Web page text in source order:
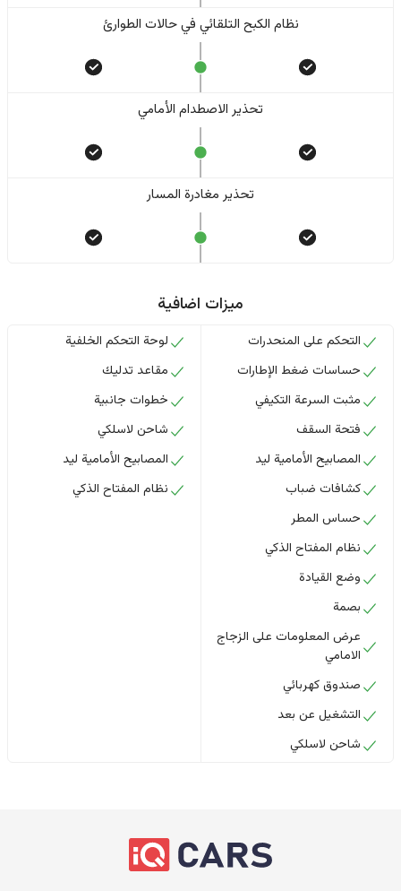
نظام الكبح التلقائي في حالات الطوارئ
تحذير الاصطدام الأمامي
تحذير مغادرة المسار
ميزات اضافية
التحكم على المنحدرات
حساسات ضغط الإطارات
مثبت السرعة التكيفي
فتحة السقف
المصابيح الأمامية ليد
كشافات ضباب
حساس المطر
نظام المفتاح الذكي
وضع القيادة
بصمة
عرض المعلومات على الزجاج
الامامي
صندوق كهربائي
التشغيل عن بعد
شاحن لاسلكي
لوحة التحكم الخلفية
مقاعد تدليك
خطوات جانبية
شاحن لاسلكي
المصابيح الأمامية ليد
نظام المفتاح الذكي